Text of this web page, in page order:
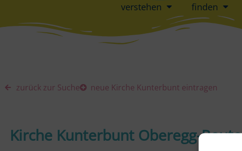
verstehen finden
zurück zur Suche neue Kirche Kunterbunt eintragen
Kirche Kunterbunt Oberegg-Reute